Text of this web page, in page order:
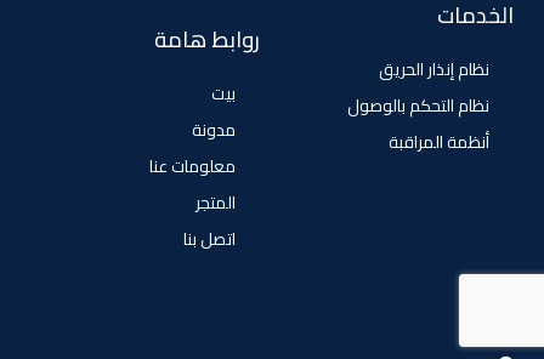
الخدمات
نظام إنذار الحريق
نظام التحكم بالوصول
أنظمة المراقبة
روابط هامة
بيت
مدونة
معلومات عنا
المتجر
اتصل بنا